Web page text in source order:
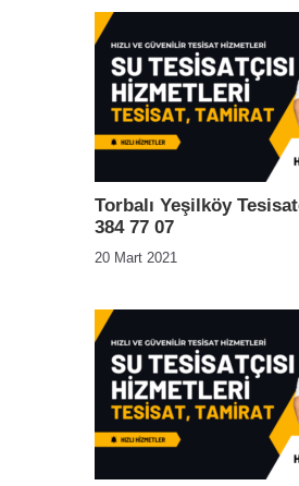
Torbalı Yeşilköy
384 77 07
20 Mart 2021